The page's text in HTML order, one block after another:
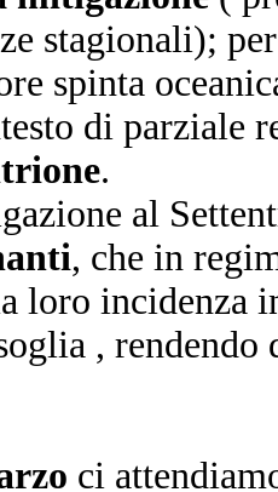
stagionali);
spinta
di parziale
.
al
, che in
loro incidenza
, rendendo
ci